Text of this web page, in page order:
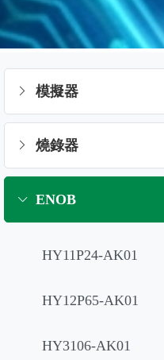
模擬器
燒錄器
ENOB
HY11P24-AK01
HY12P65-AK01
HY3106-AK01